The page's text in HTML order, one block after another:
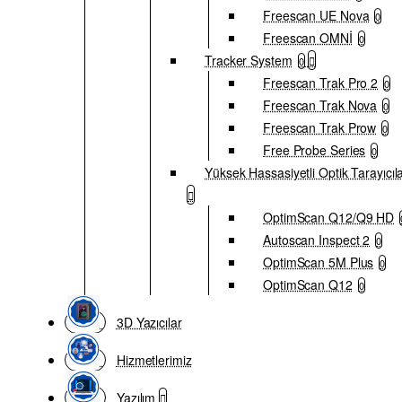
Freescan UE Nova 0
Freescan OMNİ 0
Tracker System 0
Freescan Trak Pro 2 0
Freescan Trak Nova 0
Freescan Trak Prow 0
Free Probe Series 0
Yüksek Hassasiyetli Optik
OptimScan Q12/Q9 HD
Autoscan Inspect 2 0
OptimScan 5M Plus 0
OptimScan Q12 0
3D Yazıcılar
Hizmetlerimiz
Yazılım